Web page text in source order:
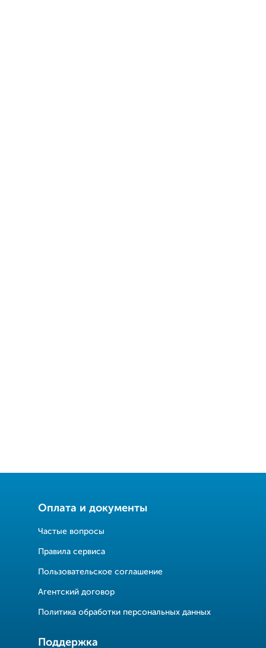
Оплата и документы
Частые вопросы
Правила сервиса
Пользовательское соглашение
Агентский договор
Политика обработки персональных данных
Поддержка